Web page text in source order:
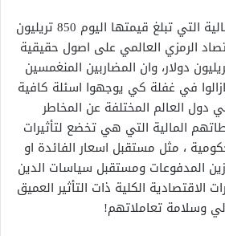
رابعاً، تقوم المنتجات المالية التي تبلغ قيمتها اليوم 850 تريليون
الرمزي العالمي على اصول حقيقية
لا تتعدى 40 تريليون دولار، وان المضاربين المنغمسين
في غفلة كي يوجهوا اسئلة كافية
دول العالم المختلفة عن المخاطر
المالية التي هي تخضع لتأثيرات
، مثل مستقبل اسعار الفائدة او
المدفوعات ومستقبل سياسات الدين
الاقتصادية الكلية ذات التأثير العميق
وسلامة تعاملاتهم!